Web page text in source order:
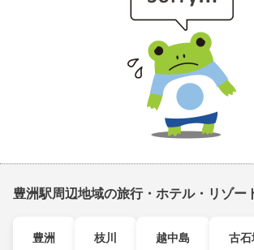
豊洲駅周辺地域の旅行・ホテル・リゾー
豊洲 枝川 越中島 古石